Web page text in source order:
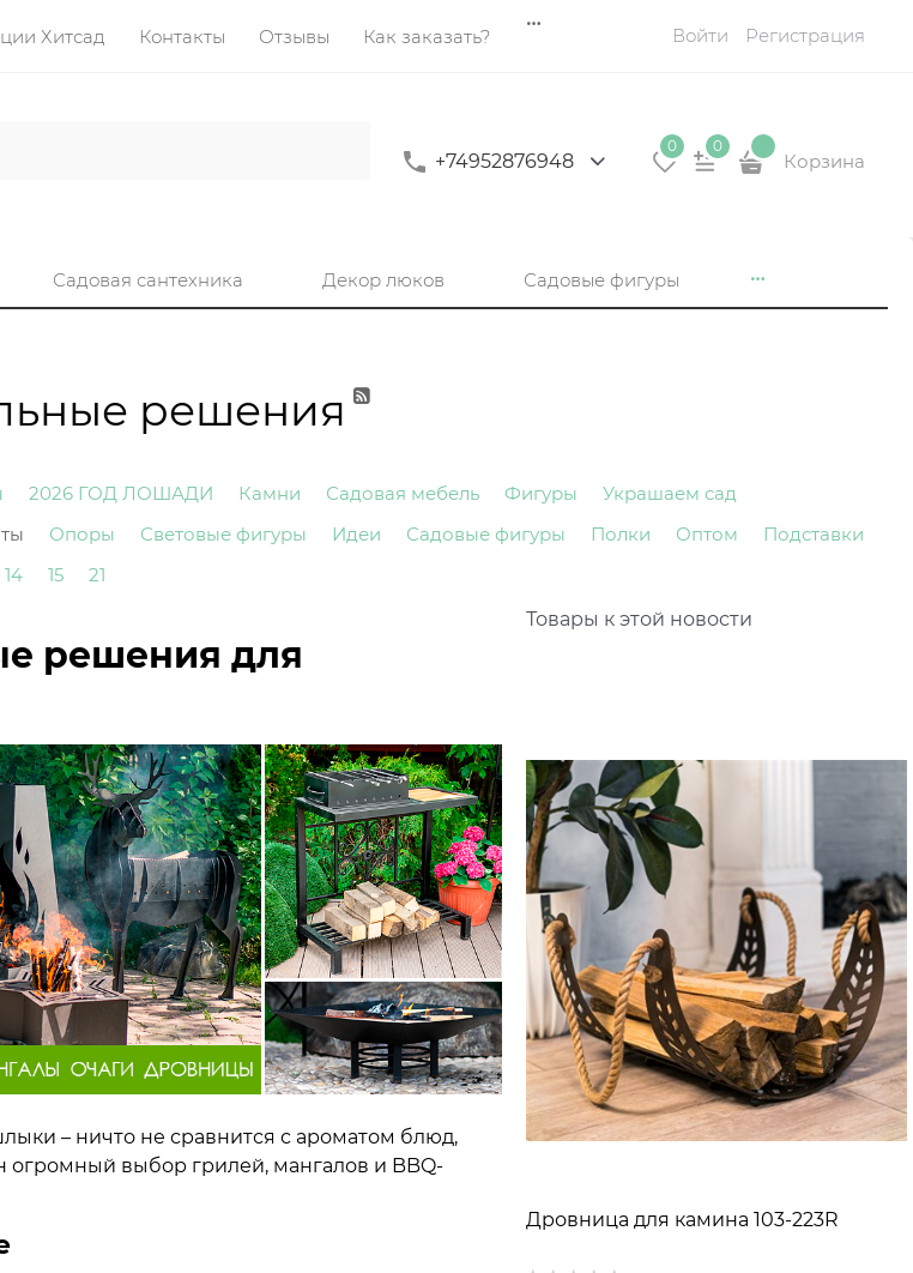
Хитсад Контакты Отзывы Как заказать? Войти Регистрация
+74952876948
0 0
Корзина
Садовая сантехника Декор люков Садовые фигуры
решения
2026 ГОД ЛОШАДИ Камни Садовая мебель Фигуры
Украшаем сад
Опоры Световые фигуры Идеи Садовые фигуры Полки Оптом
Подставки
14 15 21
решения для
– ничто не сравнится с ароматом блюд,
огромный выбор грилей, мангалов и BBQ-
Товары к этой новости
Дровница для камина 103-223R